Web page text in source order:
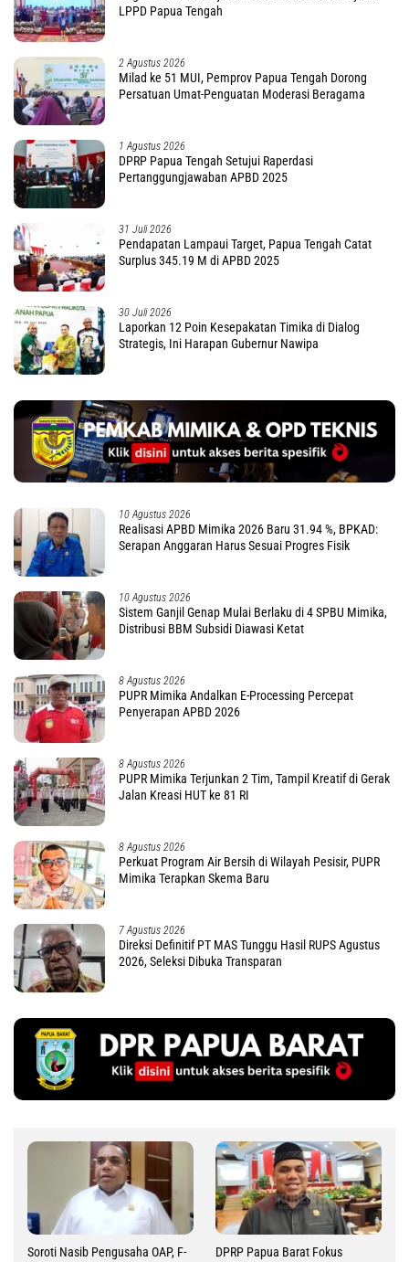
LPPD Papua Tengah
2 Agustus 2026
Milad ke 51 MUI, Pemprov Papua Tengah Dorong
Persatuan Umat-Penguatan Moderasi Beragama
1 Agustus 2026
DPRP Papua Tengah Setujui Raperdasi
Pertanggungjawaban APBD 2025
31 Juli 2026
Pendapatan Lampaui Target, Papua Tengah Catat
Surplus 345.19 M di APBD 2025
30 Juli 2026
Laporkan 12 Poin Kesepakatan Timika di Dialog
Strategis, Ini Harapan Gubernur Nawipa
10 Agustus 2026
Realisasi APBD Mimika 2026 Baru 31.94 %, BPKAD:
Serapan Anggaran Harus Sesuai Progres Fisik
10 Agustus 2026
Sistem Ganjil Genap Mulai Berlaku di 4 SPBU Mimika,
Distribusi BBM Subsidi Diawasi Ketat
8 Agustus 2026
PUPR Mimika Andalkan E-Processing Percepat
Penyerapan APBD 2026
8 Agustus 2026
PUPR Mimika Terjunkan 2 Tim, Tampil Kreatif di Gerak
Jalan Kreasi HUT ke 81 RI
8 Agustus 2026
Perkuat Program Air Bersih di Wilayah Pesisir, PUPR
Mimika Terapkan Skema Baru
7 Agustus 2026
Direksi Definitif PT MAS Tunggu Hasil RUPS Agustus
2026, Seleksi Dibuka Transparan
Soroti Nasib Pengusaha OAP, F-
DPRP Papua Barat Fokus